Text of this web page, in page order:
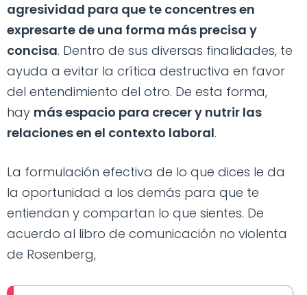
agresividad para que te concentres en
expresarte de una forma más precisa y
concisa. Dentro de sus diversas finalidades, te
ayuda a evitar la crítica destructiva en favor
del entendimiento del otro. De esta forma,
hay más espacio para crecer y nutrir las
relaciones en el contexto laboral.
La formulación efectiva de lo que dices le da
la oportunidad a los demás para que te
entiendan y compartan lo que sientes. De
acuerdo al libro de comunicación no violenta
de Rosenberg,